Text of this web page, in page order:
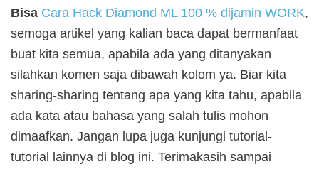
Bisa Cara Hack Diamond ML 100 % dijamin WORK,
semoga artikel yang kalian baca dapat bermanfaat
buat kita semua, apabila ada yang ditanyakan
silahkan komen saja dibawah kolom ya. Biar kita
sharing-sharing tentang apa yang kita tahu, apabila
ada kata atau bahasa yang salah tulis mohon
dimaafkan. Jangan lupa juga kunjungi tutorial-
tutorial lainnya di blog ini. Terimakasih sampai